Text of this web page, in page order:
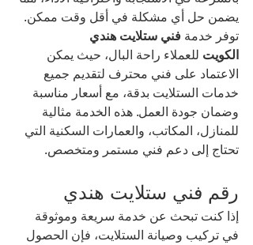
يضمن حل أي مشكلة في أقل وقت ممكن.
توفر خدمة فني ستلايت هندي
الكويت للعملاء راحة البال، حيث يمكن
الاعتماد على فني محترف لتقديم جميع
خدمات الستلايت بدقة، مع أسعار مناسبة
وضمان جودة العمل. هذه الخدمة مثالية
للمنازل، المكاتب، والعمارات السكنية التي
تحتاج إلى دعم فني مستمر ومتخصص.
رقم فني ستلايت هندي
إذا كنت تبحث عن خدمة سريعة وموثوقة
في تركيب وصيانة الستلايت، فإن الحصول